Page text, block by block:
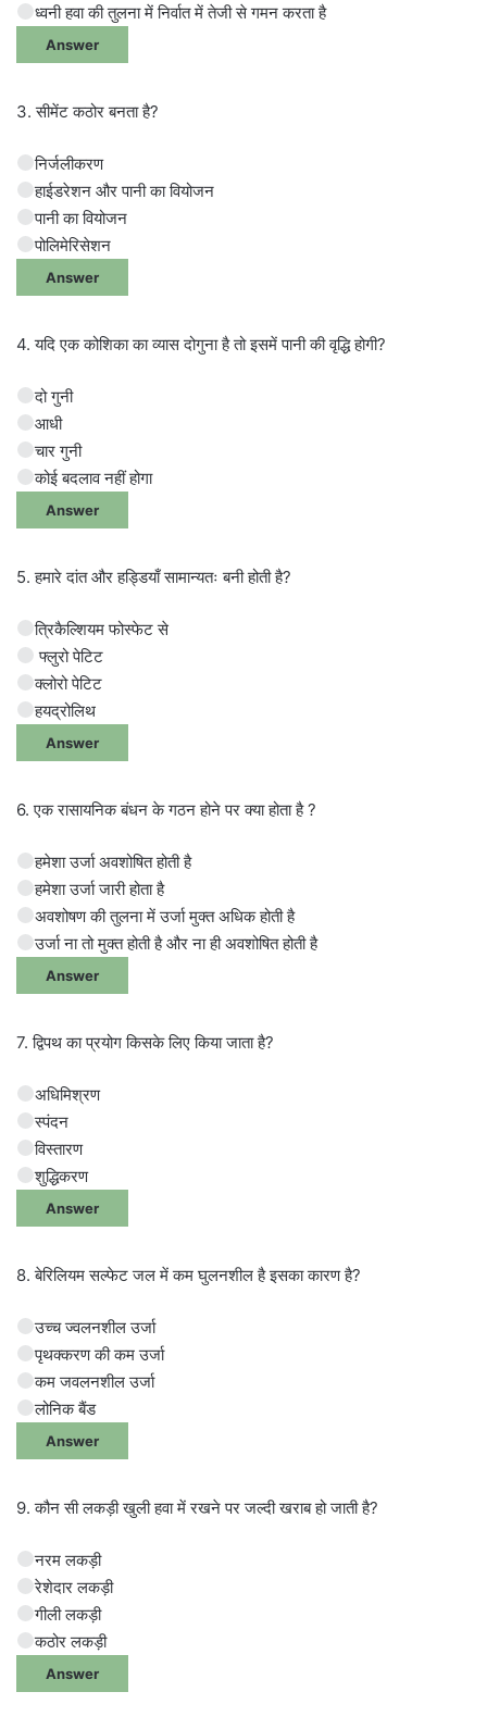
ध्वनी हवा की तुलना में निर्वात में तेजी से गमन करता है
Answer
3. सीमेंट कठोर बनता है?
निर्जलीकरण
हाईडरेशन और पानी का वियोजन
पानी का वियोजन
पोलिमेरिसेशन
Answer
4. यदि एक कोशिका का व्यास दोगुना है तो इसमें पानी की वृद्धि होगी?
दो गुनी
आधी
चार गुनी
कोई बदलाव नहीं होगा
Answer
5. हमारे दांत और हड्डियाँ सामान्यतः बनी होती है?
त्रिकैल्शियम फोस्फेट से
फ्लुरो पेटिट
क्लोरो पेटिट
हयद्रोलिथ
Answer
6. एक रासायनिक बंधन के गठन होने पर क्या होता है ?
हमेशा उर्जा अवशोषित होती है
हमेशा उर्जा जारी होता है
अवशोषण की तुलना में उर्जा मुक्त अधिक होती है
उर्जा ना तो मुक्त होती है और ना ही अवशोषित होती है
Answer
7. द्विपथ का प्रयोग किसके लिए किया जाता है?
अधिमिश्रण
स्पंदन
विस्तारण
शुद्धिकरण
Answer
8. बेरिलियम सल्फेट जल में कम घुलनशील है इसका कारण है?
उच्च ज्वलनशील उर्जा
पृथक्करण की कम उर्जा
कम जवलनशील उर्जा
लोनिक बैंड
Answer
9. कौन सी लकड़ी खुली हवा में रखने पर जल्दी खराब हो जाती है?
नरम लकड़ी
रेशेदार लकड़ी
गीली लकड़ी
कठोर लकड़ी
Answer